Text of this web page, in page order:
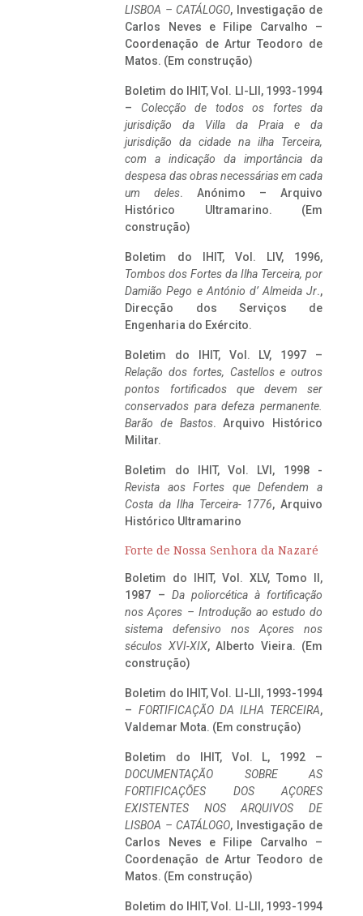
LISBOA – CATÁLOGO, Investigação de
Carlos Neves e Filipe Carvalho –
Coordenação de Artur Teodoro de
Matos. (Em construção)
Boletim do IHIT, Vol. LI-LII, 1993-1994
– Colecção de todos os fortes da
jurisdição da Villa da Praia e da
jurisdição da cidade na ilha Terceira,
com a indicação da importância da
despesa das obras necessárias em cada
um deles. Anónimo – Arquivo
Histórico Ultramarino. (Em
construção)
Boletim do IHIT, Vol. LIV, 1996,
Tombos dos Fortes da Ilha Terceira, por
Damião Pego e António d’ Almeida Jr.,
Direcção dos Serviços de
Engenharia do Exército.
Boletim do IHIT, Vol. LV, 1997 –
Relação dos fortes, Castellos e outros
pontos fortificados que devem ser
conservados para defeza permanente.
Barão de Bastos. Arquivo Histórico
Militar.
Boletim do IHIT, Vol. LVI, 1998 -
Revista aos Fortes que Defendem a
Costa da Ilha Terceira- 1776, Arquivo
Histórico Ultramarino
Forte de Nossa Senhora da Nazaré
Boletim do IHIT, Vol. XLV, Tomo II,
1987 – Da poliorcética à fortificação
nos Açores – Introdução ao estudo do
sistema defensivo nos Açores nos
séculos XVI-XIX, Alberto Vieira. (Em
construção)
Boletim do IHIT, Vol. LI-LII, 1993-1994
– FORTIFICAÇÃO DA ILHA TERCEIRA,
Valdemar Mota. (Em construção)
Boletim do IHIT, Vol. L, 1992 –
DOCUMENTAÇÃO SOBRE AS
FORTIFICAÇÕES DOS AÇORES
EXISTENTES NOS ARQUIVOS DE
LISBOA – CATÁLOGO, Investigação de
Carlos Neves e Filipe Carvalho –
Coordenação de Artur Teodoro de
Matos. (Em construção)
Boletim do IHIT, Vol. LI-LII, 1993-1994